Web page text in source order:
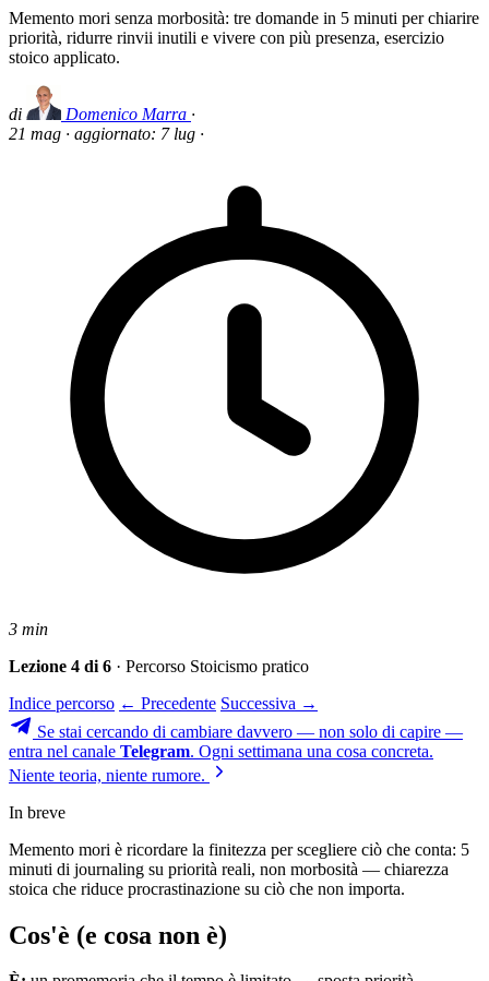
Memento mori senza morbosità: tre domande in 5 minuti per chiarire
priorità, ridurre rinvii inutili e vivere con più presenza, esercizio
stoico applicato.
di Domenico Marra ·
21 mag · aggiornato: 7 lug ·
3 min
Lezione 4 di 6 · Percorso Stoicismo pratico
Indice percorso ← Precedente Successiva →
Se stai cercando di cambiare davvero — non solo di capire —
entra nel canale Telegram. Ogni settimana una cosa concreta.
Niente teoria, niente rumore.
In breve
Memento mori è ricordare la finitezza per scegliere ciò che conta: 5
minuti di journaling su priorità reali, non morbosità — chiarezza
stoica che riduce procrastinazione su ciò che non importa.
Cos'è (e cosa non è)